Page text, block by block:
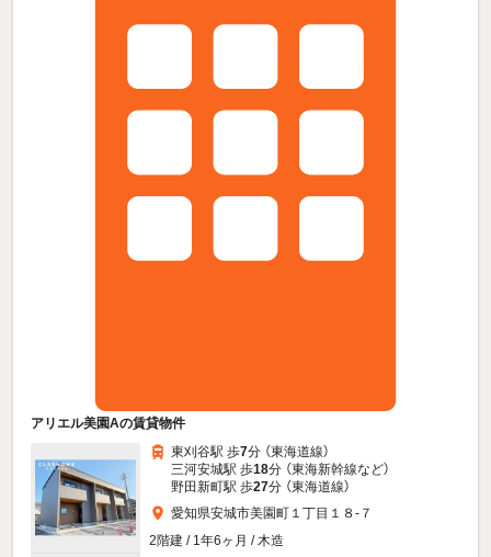
アリエル美園Aの賃貸物件
東刈谷駅 歩7分 （東海道線）
三河安城駅 歩18分 （東海新幹線など）
野田新町駅 歩27分 （東海道線）
愛知県安城市美園町１丁目１８-７
2階建 / 1年6ヶ月 / 木造